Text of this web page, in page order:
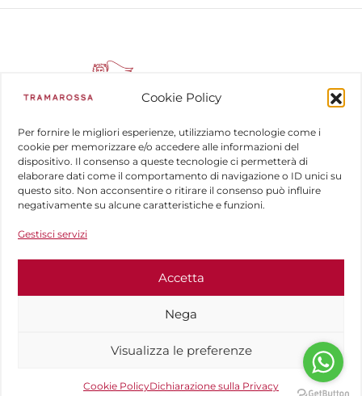
Cookie Policy
Per fornire le migliori esperienze, utilizziamo tecnologie come i
cookie per memorizzare e/o accedere alle informazioni del
dispositivo. Il consenso a queste tecnologie ci permetterà di
elaborare dati come il comportamento di navigazione o ID unici su
questo sito. Non acconsentire o ritirare il consenso può influire
negativamente su alcune caratteristiche e funzioni.
Gestisci servizi
Accetta
Nega
Visualizza le preferenze
Cookie PolicyDichiarazione sulla Privacy
COMPANY
HELP
©2025 Tramarossa SRL - P. IVA 03851840243